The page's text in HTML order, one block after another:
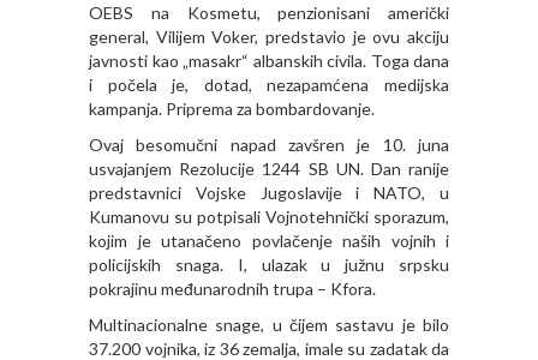
OEBS na Kosmetu, penzionisani američki
general, Vilijem Voker, predstavio je ovu akciju
javnosti kao „masakr“ albanskih civila. Toga dana
i počela je, dotad, nezapamćena medijska
kampanja. Priprema za bombardovanje.
Ovaj besomučni napad zavšren je 10. juna
usvajanjem Rezolucije 1244 SB UN. Dan ranije
predstavnici Vojske Jugoslavije i NATO, u
Kumanovu su potpisali Vojnotehnički sporazum,
kojim je utanačeno povlačenje naših vojnih i
policijskih snaga. I, ulazak u južnu srpsku
pokrajinu međunarodnih trupa – Kfora.
Multinacionalne snage, u čijem sastavu je bilo
37.200 vojnika, iz 36 zemalja, imale su zadatak da